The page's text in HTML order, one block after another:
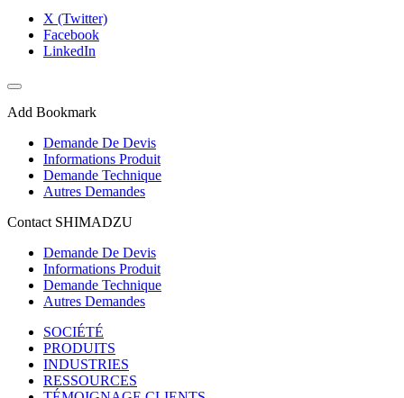
X (Twitter)
Facebook
LinkedIn
Add Bookmark
Demande De Devis
Informations Produit
Demande Technique
Autres Demandes
Contact SHIMADZU
Demande De Devis
Informations Produit
Demande Technique
Autres Demandes
SOCIÉTÉ
PRODUITS
INDUSTRIES
RESSOURCES